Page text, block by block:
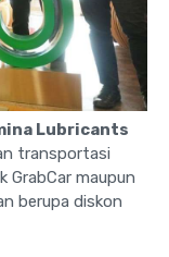
Lubricants
transportasi
GrabCar maupun
berupa diskon